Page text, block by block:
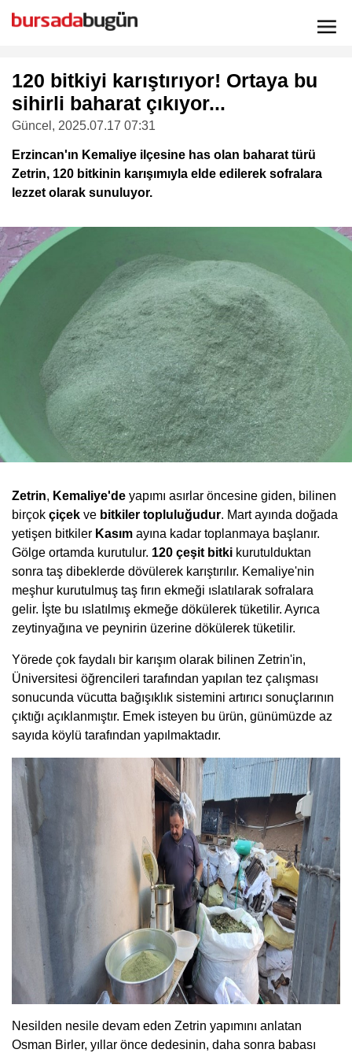
120 bitkiyi karıştırıyor! Ortaya bu
sihirli baharat çıkıyor...
Güncel , 2025.07.17 07:31
Erzincan'ın Kemaliye ilçesine has olan baharat türü
Zetrin, 120 bitkinin karışımıyla elde edilerek sofralara
lezzet olarak sunuluyor.
Zetrin, Kemaliye'de yapımı asırlar öncesine giden, bilinen
birçok çiçek ve bitkiler topluluğudur. Mart ayında doğada
yetişen bitkiler Kasım ayına kadar toplanmaya başlanır.
Gölge ortamda kurutulur. 120 çeşit bitki kurutulduktan
sonra taş dibeklerde dövülerek karıştırılır. Kemaliye'nin
meşhur kurutulmuş taş fırın ekmeği ıslatılarak sofralara
gelir. İşte bu ıslatılmış ekmeğe dökülerek tüketilir. Ayrıca
zeytinyağına ve peynirin üzerine dökülerek tüketilir.
Yörede çok faydalı bir karışım olarak bilinen Zetrin'in,
Üniversitesi öğrencileri tarafından yapılan tez çalışması
sonucunda vücutta bağışıklık sistemini artırıcı sonuçlarının
çıktığı açıklanmıştır. Emek isteyen bu ürün, günümüzde az
sayıda köylü tarafından yapılmaktadır.
Nesilden nesile devam eden Zetrin yapımını anlatan
Osman Birler, yıllar önce dedesinin, daha sonra babası